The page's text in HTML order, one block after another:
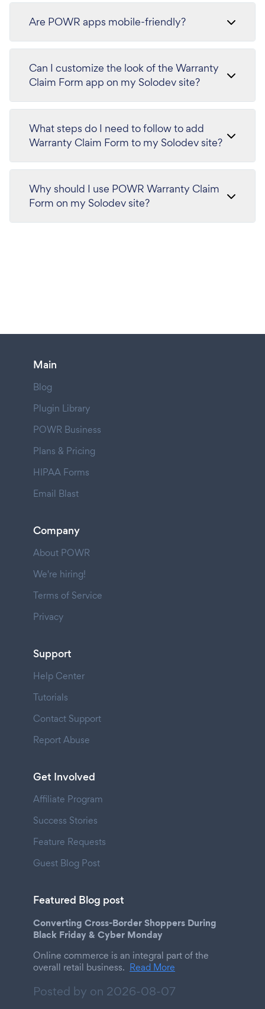
Are POWR apps mobile-friendly?
Can I customize the look of the Warranty
Claim Form app on my Solodev site?
What steps do I need to follow to add
Warranty Claim Form to my Solodev site?
Why should I use POWR Warranty Claim
Form on my Solodev site?
Main
Blog
Plugin Library
POWR Business
Plans & Pricing
HIPAA Forms
Email Blast
Company
About POWR
We're hiring!
Terms of Service
Privacy
Support
Help Center
Tutorials
Contact Support
Report Abuse
Get Involved
Affiliate Program
Success Stories
Feature Requests
Guest Blog Post
Featured Blog post
Converting Cross-Border Shoppers During
Black Friday & Cyber Monday
Online commerce is an integral part of the
overall retail business. Read More
Posted by on 2026-08-07